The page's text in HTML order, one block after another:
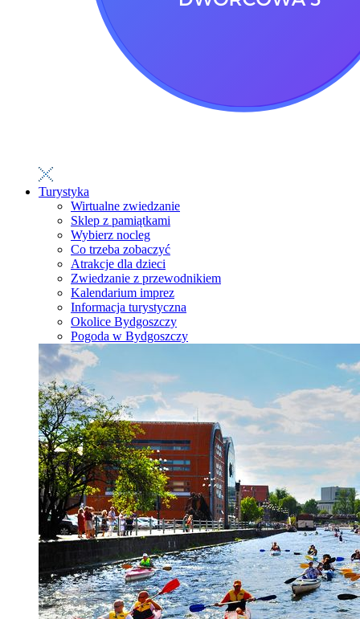
Turystyka
Wirtualne zwiedzanie
Sklep z pamiątkami
Wybierz nocleg
Co trzeba zobaczyć
Atrakcje dla dzieci
Zwiedzanie z przewodnikiem
Kalendarium imprez
Informacja turystyczna
Okolice Bydgoszczy
Pogoda w Bydgoszczy